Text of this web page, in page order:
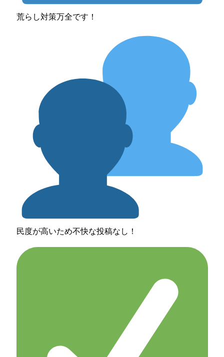
荒らし対策万全です！
民度が高いため不快な投稿なし！